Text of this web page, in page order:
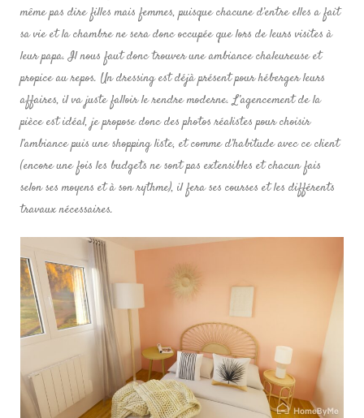
même pas dire filles mais femmes, puisque chacune d’entre elles a fait
sa vie et la chambre ne sera donc occupée que lors de leurs visites à
leur papa. Il nous faut donc trouver une ambiance chaleureuse et
propice au repos. Un dressing est déjà présent pour héberger leurs
affaires, il va juste falloir le rendre moderne. L’agencement de la
pièce est idéal, je propose donc des photos réalistes pour choisir
l’ambiance puis une shopping liste, et comme d’habitude avec ce client
(encore une fois les budgets ne sont pas extensibles et chacun fais
selon ses moyens et à son rythme), il fera ses courses et les différents
travaux nécessaires.